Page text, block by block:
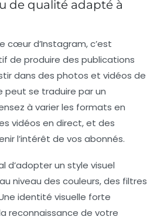
de qualité adapté à
cœur d’Instagram, c’est
de produire des publications
dans des photos et vidéos de
peut se traduire par un
à varier les formats en
vidéos en direct, et des
l’intérêt de vos abonnés.
d’adopter un style visuel
niveau des couleurs, des filtres
identité visuelle forte
reconnaissance de votre